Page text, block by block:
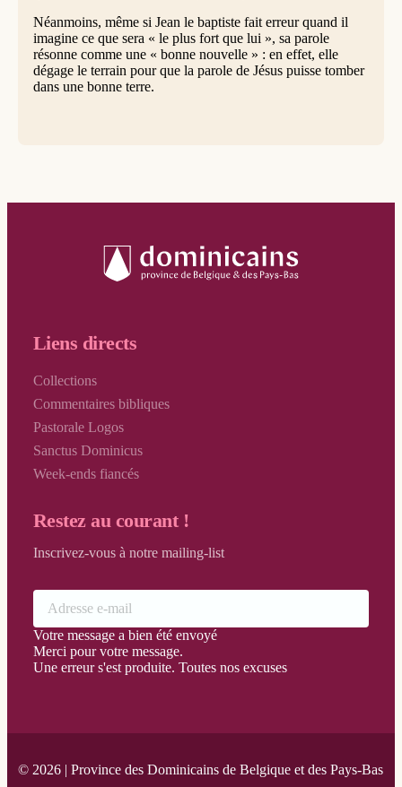
Néanmoins, même si Jean le baptiste fait erreur quand il
imagine ce que sera « le plus fort que lui », sa parole
résonne comme une « bonne nouvelle » : en effet, elle
dégage le terrain pour que la parole de Jésus puisse tomber
dans une bonne terre.
Liens directs
Collections
Commentaires bibliques
Pastorale Logos
Sanctus Dominicus
Week-ends fiancés
Restez au courant !
Inscrivez-vous à notre mailing-list
Votre message a bien été envoyé
Merci pour votre message.
Une erreur s'est produite. Toutes nos excuses
© 2026 | Province des Dominicains de Belgique et des Pays-Bas